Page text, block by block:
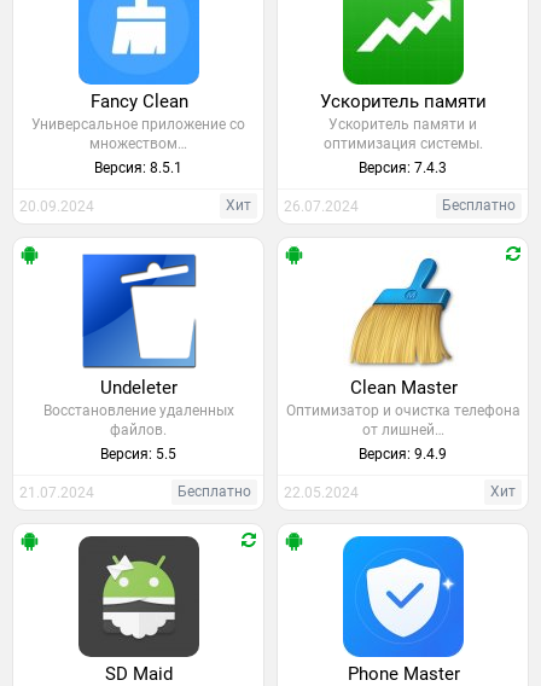
Fancy Clean
Универсальное приложение со
множеством…
Версия: 8.5.1
20.09.2024 Хит
Ускоритель памяти
Ускоритель памяти и
оптимизация системы.
Версия: 7.4.3
26.07.2024 Бесплатно
Undeleter
Восстановление удаленных
файлов.
Версия: 5.5
21.07.2024 Бесплатно
Clean Master
Оптимизатор и очистка телефона
от лишней…
Версия: 9.4.9
22.05.2024 Хит
SD Maid Phone Master